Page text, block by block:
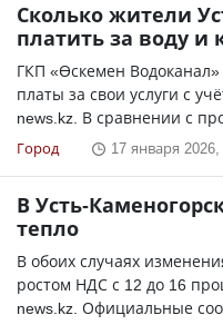
Сколько жители
платить за воду и
ГКП «Өскемен
платы за свои услуги с
news.kz. В сравнении с
Город 17 января
В Усть-
тепло
В обоих случаях
ростом НДС с 12 до 16
news.kz. Официальные